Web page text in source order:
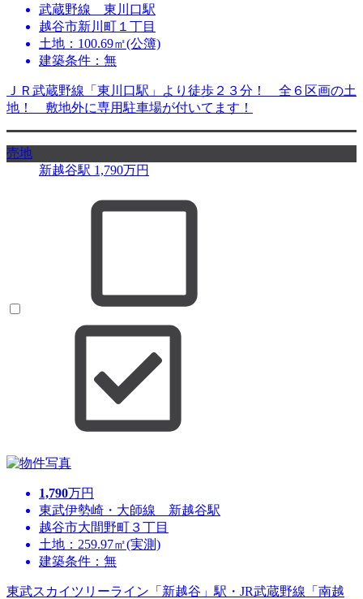
武蔵野線 東川口駅
越谷市新川町１丁目
土地：100.69㎡(公簿)
建築条件：無
ＪＲ武蔵野線「東川口駅」より徒歩２３分！ 全６区画の土
地！ 敷地外に専用駐車場が付いてます！
売地
新越谷駅 1,790万円
1,790万円
東武伊勢崎・大師線 新越谷駅
越谷市大間野町３丁目
土地：259.97㎡(実測)
建築条件：無
東武スカイツリーライン「新越谷」駅・JR武蔵野線「南越